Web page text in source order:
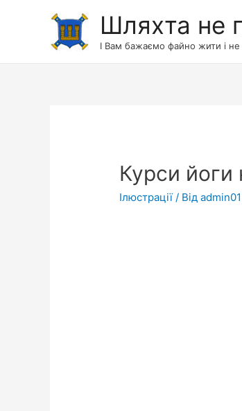
Шляхта не
І Вам бажаємо файно жити і
Курси йоги
Ілюстрації / Відadmin01